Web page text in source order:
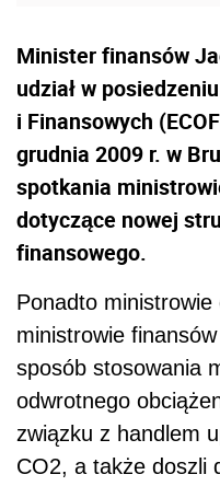
Minister finansów
udział w
i Finansowych
grudnia 2009 r. w
spotkania
dotyczące nowej
finansowego.
Ponadto
ministrowie
sposób stosowania
odwrotnego
związku z handlem
CO2, a także doszli